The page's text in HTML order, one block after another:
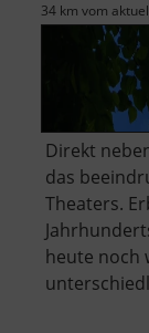
34 km vom
Direkt
das
Theaters.
heute noch